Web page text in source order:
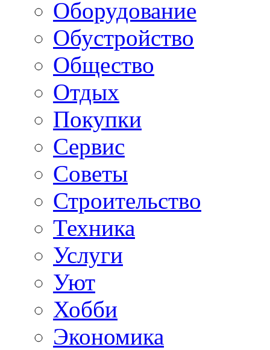
Оборудование
Обустройство
Общество
Отдых
Покупки
Сервис
Советы
Строительство
Техника
Услуги
Уют
Хобби
Экономика